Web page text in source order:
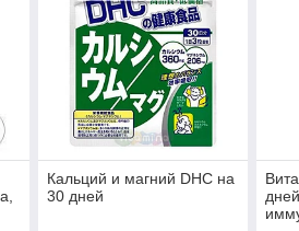
Кальций и магний DHC на
30 дней